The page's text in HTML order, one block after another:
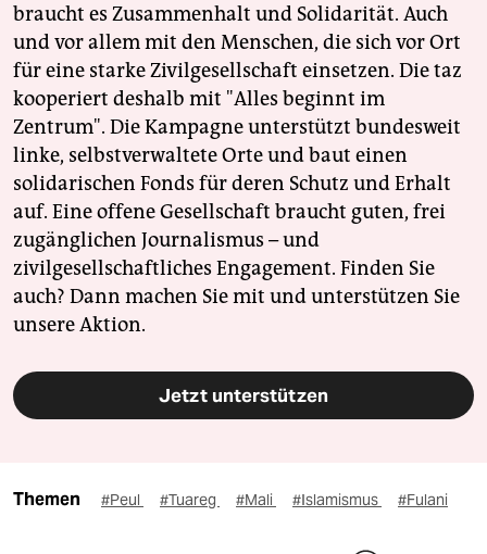
braucht es Zusammenhalt und Solidarität. Auch
und vor allem mit den Menschen, die sich vor Ort
für eine starke Zivilgesellschaft einsetzen. Die taz
kooperiert deshalb mit "Alles beginnt im
Zentrum". Die Kampagne unterstützt bundesweit
linke, selbstverwaltete Orte und baut einen
solidarischen Fonds für deren Schutz und Erhalt
auf. Eine offene Gesellschaft braucht guten, frei
zugänglichen Journalismus – und
zivilgesellschaftliches Engagement. Finden Sie
auch? Dann machen Sie mit und unterstützen Sie
unsere Aktion.
Jetzt unterstützen
Themen #Peul #Tuareg #Mali #Islamismus #Fulani